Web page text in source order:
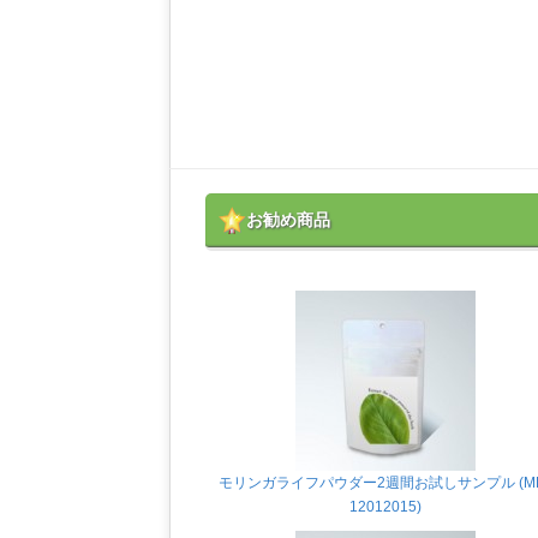
お勧め商品
モリンガライフパウダー2週間お試しサンプル
12012015)